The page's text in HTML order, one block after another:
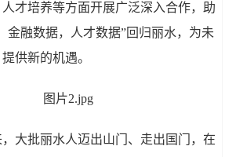
才培养等方面开展广泛深入合作，助
金融数据，人才数据”回归丽水，为未
供新的机遇。
，大批丽水人迈出山门、走出国门，在